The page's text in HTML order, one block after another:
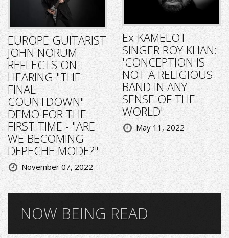
EUROPE GUITARIST
JOHN NORUM
REFLECTS ON
HEARING "THE
FINAL
COUNTDOWN"
DEMO FOR THE
FIRST TIME - "ARE
WE BECOMING
DEPECHE MODE?"
November 07, 2022
Ex-KAMELOT
SINGER ROY KHAN:
'CONCEPTION IS
NOT A RELIGIOUS
BAND IN ANY
SENSE OF THE
WORLD'
May 11, 2022
NOW BEING READ